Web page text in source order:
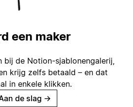
een maker
bij de Notion-sjablonengalerij,
krijg zelfs betaald – en dat
in enkele klikken.
de slag →